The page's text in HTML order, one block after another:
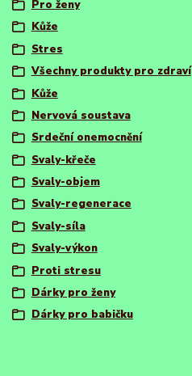
Pro ženy
Kůže
Stres
Všechny produkty pro zdraví
Kůže
Nervová soustava
Srdeční onemocnění
Svaly-křeče
Svaly-objem
Svaly-regenerace
Svaly-síla
Svaly-výkon
Proti stresu
Dárky pro ženy
Dárky pro babičku